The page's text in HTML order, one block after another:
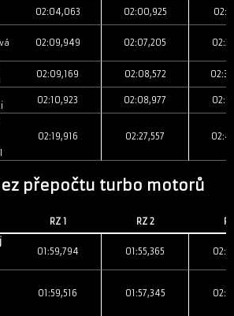
02:04,063 02:00,925
02:09,949 02:07,205
02:09,169 02:08,572
02:10,923 02:08,977
02:19,916 02:27,557
přepočtu turbo motorů
RZ 1 RZ 2
01:59,794 01:55,365
01:59,516 01:57,345